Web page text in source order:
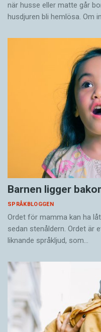
när husse eller matte går
husdjuren bli hemlösa. Om
Barnen ligger
SPRÅKBLOGGEN
Ordet för mamma kan ha
sedan stenåldern. Ordet är
liknande språkljud, som…